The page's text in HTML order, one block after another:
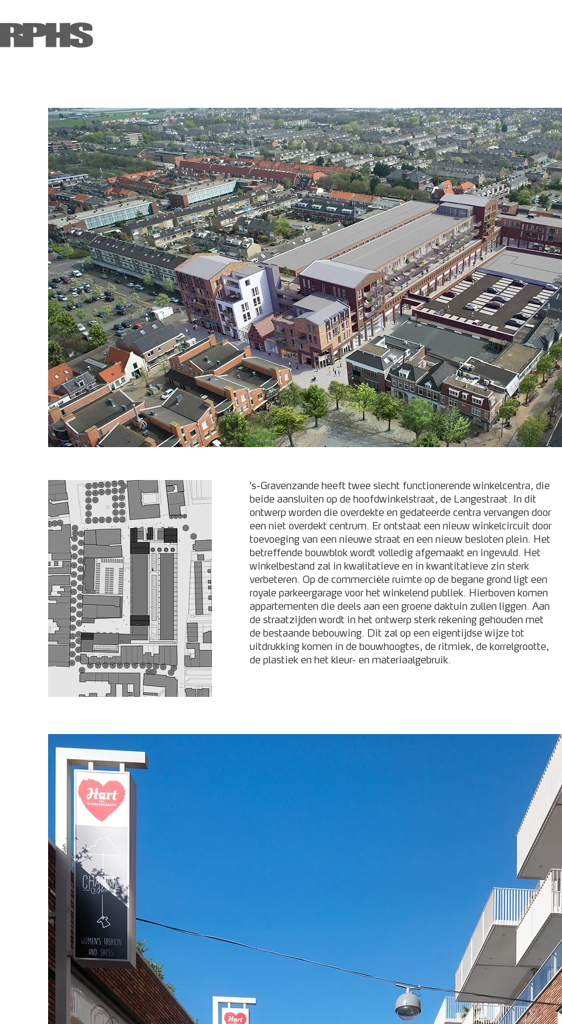
's-Gravenzande heeft twee slecht functionerende winkelcentra, die
beide aansluiten op de hoofdwinkelstraat, de Langestraat. In dit
ontwerp worden die overdekte en gedateerde centra vervangen door
een niet overdekt centrum. Er ontstaat een nieuw winkelcircuit door
toevoeging van een nieuwe straat en een nieuw besloten plein. Het
betreffende bouwblok wordt volledig afgemaakt en ingevuld. Het
winkelbestand zal in kwalitatieve en in kwantitatieve zin sterk
verbeteren. Op de commerciële ruimte op de begane grond ligt een
royale parkeergarage voor het winkelend publiek. Hierboven komen
appartementen die deels aan een groene daktuin zullen liggen. Aan
de straatzijden wordt in het ontwerp sterk rekening gehouden met
de bestaande bebouwing. Dit zal op een eigentijdse wijze tot
uitdrukking komen in de bouwhoogtes, de ritmiek, de korrelgrootte,
de plastiek en het kleur- en materiaalgebruik.